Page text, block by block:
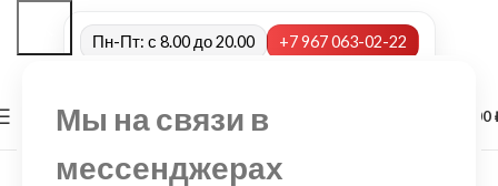
Мы на связи в
мессенджерах
Пн-Пт: с 8.00 до 20.00 +7 967 063-02-22
МЕНЮ 0,00